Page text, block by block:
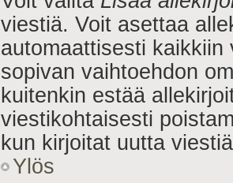
viestiä. Voit asettaa
automaattisesti
sopivan vaihtoehdon
kuitenkin estää
viestikohtaisesti
kun kirjoitat uutta
Ylös